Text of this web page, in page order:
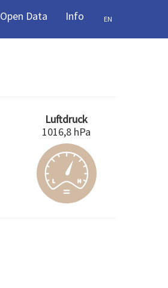
Open Data Info EN
Luftdruck
1016,8 hPa